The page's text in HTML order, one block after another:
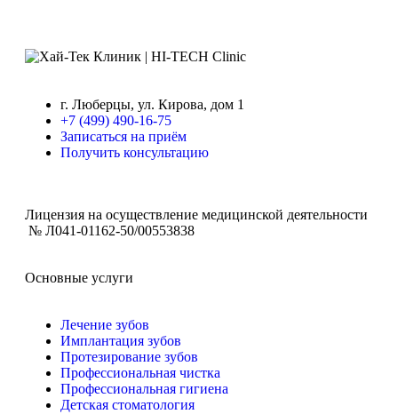
г. Люберцы, ул. Кирова, дом 1
+7 (499) 490-16-75
Записаться на приём
Получить консультацию
Лицензия на осуществление медицинской деятельности
№ Л041-01162-50/00553838
Основные услуги
Лечение зубов
Имплантация зубов
Протезирование зубов
Профессиональная чистка
Профессиональная гигиена
Детская стоматология